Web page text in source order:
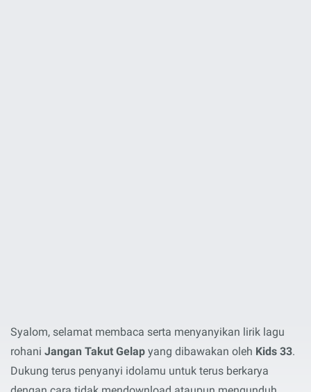
Syalom, selamat membaca serta menyanyikan lirik lagu
rohani Jangan Takut Gelap yang dibawakan oleh Kids 33.
Dukung terus penyanyi idolamu untuk terus berkarya